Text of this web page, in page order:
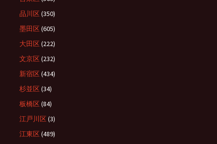
品川区(350)
墨田区(605)
大田区(222)
文京区(232)
新宿区(434)
杉並区(34)
板橋区(84)
江戸川区(3)
江東区(489)